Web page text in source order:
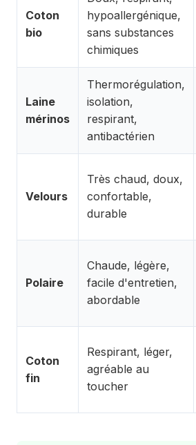
Coton
bio
hypoallergénique,
sans substances
chimiques
Laine
mérinos
Thermorégulation,
isolation,
respirant,
antibactérien
Velours
Très chaud, doux,
confortable,
durable
Polaire
Chaude, légère,
facile d'entretien,
abordable
Coton
fin
Respirant, léger,
agréable au
toucher